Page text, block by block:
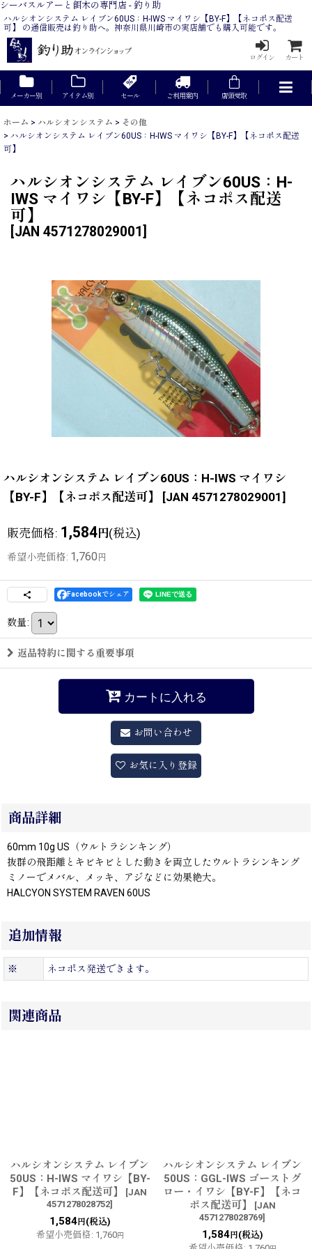
シーバスルアーと餌木の専門店 - 釣り助
ハルシオンシステム レイブン60US：H-IWS マイワシ【BY-F】【ネコポス配送
可】 の通信販売は釣り助へ。神奈川県川崎市の実店舗でも購入可能です。
ログイン カート
メーカー別 アイテム別 セール ご利用案内 店頭受取
ホーム > ハルシオンシステム > その他
> ハルシオンシステム レイブン60US：H-IWS マイワシ【BY-F】【ネコポス配送
可】
ハルシオンシステム レイブン60US：H-
IWS マイワシ【BY-F】【ネコポス配送
可】
JAN 4571278029001
ハルシオンシステム レイブン60US：H-IWS マイワシ
【BY-F】【ネコポス配送可】
[JAN 4571278029001]
販売価格: 1,584円(税込)
希望小売価格: 1,760 円
Facebookでシェア
数量:
返品特約に関する重要事項
カートに入れる
お問い合わせ
お気に入り登録
商品詳細
60mm 10g US（ウルトラシンキング）
抜群の飛距離とキビキビとした動きを両立したウルトラシンキング
ミノーでメバル、メッキ、アジなどに効果絶大。
HALCYON SYSTEM RAVEN 60US
追加情報
※ ネコポス発送できます。
関連商品
ハルシオンシステム レイブン
50US：H-IWS マイワシ【BY-
F】【ネコポス配送可】
[JAN
4571278028752]
1,584円(税込)
希望小売価格: 1,760円
ハルシオンシステム レイブン
50US：GGL-IWS ゴーストグ
ロー・イワシ【BY-F】【ネコ
ポス配送可】
[JAN
4571278028769]
1,584円(税込)